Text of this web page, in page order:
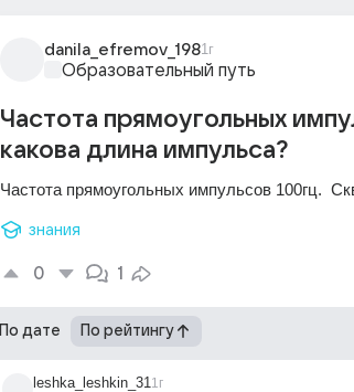
danila_efremov_1981г
Образовательный путь
Частота прямоугольных
какова длина импульса?
Частота прямоугольных импульсов 100гц.
знания
0 1
По дате По рейтингу
leshka_leshkin_311г